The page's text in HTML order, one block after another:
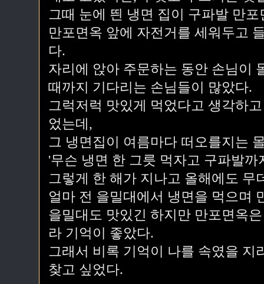
그때 눈에 띈 냉면 집이 구파발 만포
만포면옥 앞에 자전거를 세워두고
다.
자리에 앉아 주문하는 동안 손님이
때까지 기다리는 손님들이 많았다.
그럭저럭 맛있게 먹었다고 생각하
었는데,
그 냉면집이 여름마다 떠오를지는
'무슨 냉면 한 그릇 먹자고 구파발까
그렇게 한 해가 지나고 올해에도 무
얼마 전 을밀대에서 냉면을 먹으며
을밀대도 맛있긴 하지만 만포면옥
라 기억이 좋았다.
그래서 비록 기억이 나를 속였을 지
찾고 싶었다.